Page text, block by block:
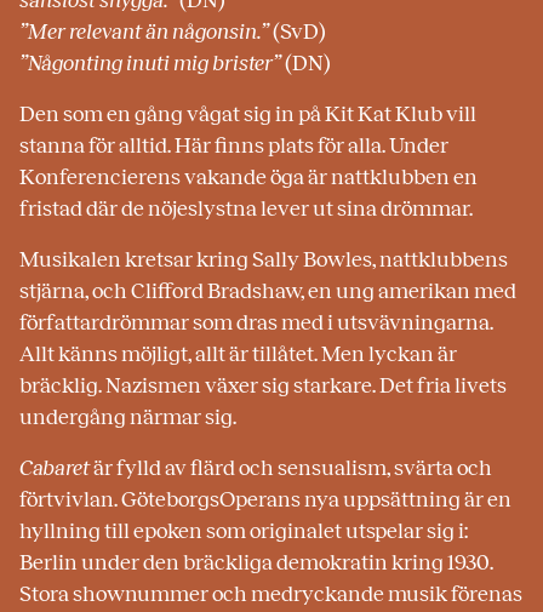
”Mer relevant än någonsin.”(SvD)
”Någonting inuti mig brister”(DN)
Den som en gång vågat sig in på Kit Kat Klub vill
stanna för alltid. Här finns plats för alla. Under
Konferencierens vakande öga är nattklubben en
fristad där de nöjeslystna lever ut sina drömmar.
Musikalen kretsar kring Sally Bowles, nattklubbens
stjärna, och Clifford Bradshaw, en ung amerikan med
författardrömmar som dras med i utsvävningarna.
Allt känns möjligt, allt är tillåtet. Men lyckan är
bräcklig. Nazismen växer sig starkare. Det fria livets
undergång närmar sig.
Cabaretär fylld av flärd och sensualism, svärta och
förtvivlan. GöteborgsOperans nya uppsättning är en
hyllning till epoken som originalet utspelar sig i:
Berlin under den bräckliga demokratin kring 1930.
Stora shownummer och medryckande musik förenas